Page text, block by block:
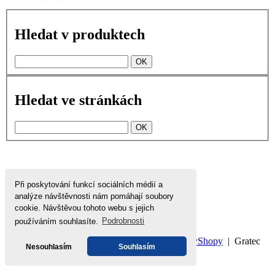
Při poskytování funkcí sociálních médií a
analýze návštěvnosti nám pomáhají soubory
cookie. Návštěvou tohoto webu s jejich
používáním souhlasíte.
Podrobnosti
Nesouhlasím Souhlasím
Hledat v produktech
Hledat ve stránkách
Nahoru Mapa stránek Tisk WebyShopy | Gratec